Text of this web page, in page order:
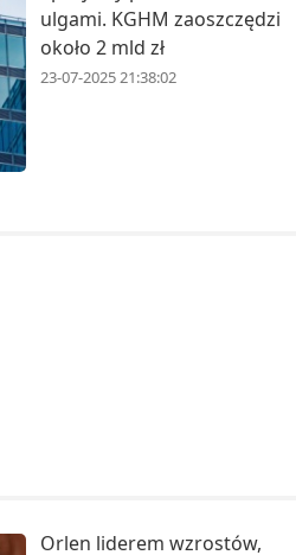
ulgami. KGHM zaoszczędzi
około 2 mld zł
23-07-2025 21:38:02
Orlen liderem wzrostów,